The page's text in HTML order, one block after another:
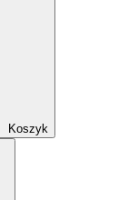
Koszyk